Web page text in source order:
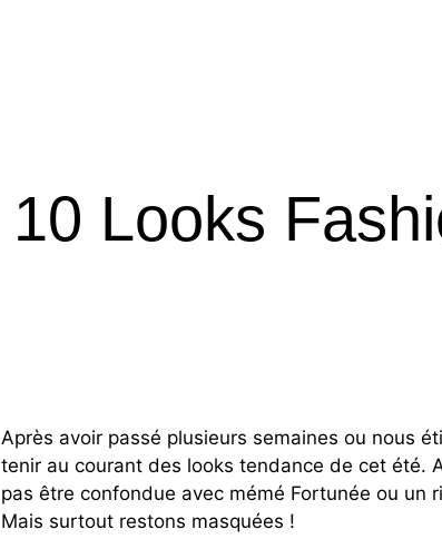
10 Looks
Après avoir passé plusieurs semaines ou nous
tenir au courant des looks tendance de cet été.
pas être confondue avec mémé Fortunée ou un
Mais surtout restons masquées !